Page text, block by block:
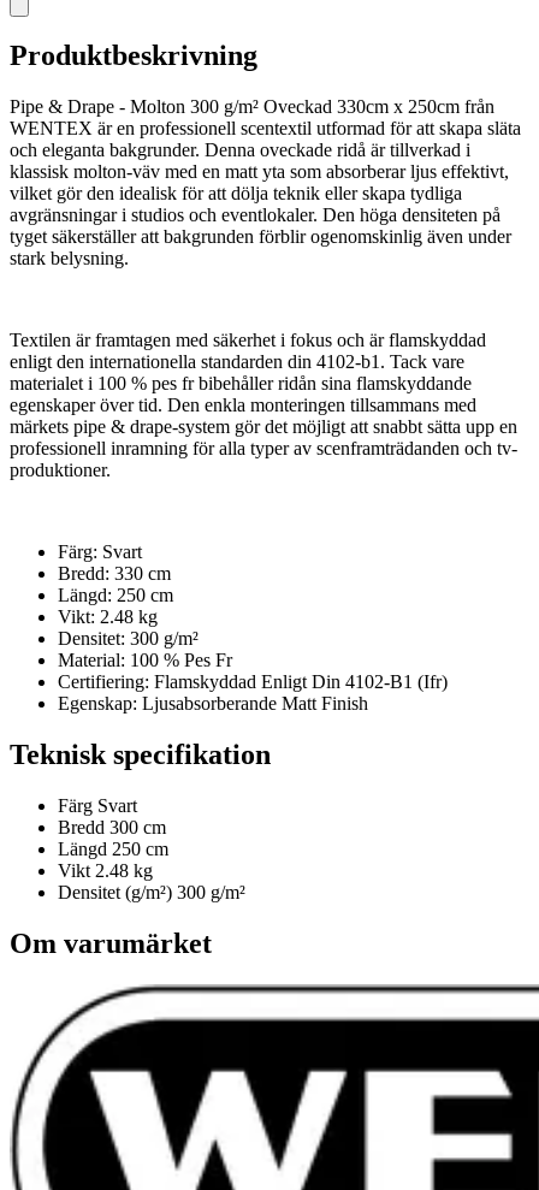
Produktbeskrivning
Pipe & Drape - Molton 300 g/m² Oveckad 330cm x 250cm från
WENTEX är en professionell scentextil utformad för att skapa släta
och eleganta bakgrunder. Denna oveckade ridå är tillverkad i
klassisk molton-väv med en matt yta som absorberar ljus effektivt,
vilket gör den idealisk för att dölja teknik eller skapa tydliga
avgränsningar i studios och eventlokaler. Den höga densiteten på
tyget säkerställer att bakgrunden förblir ogenomskinlig även under
stark belysning.
Textilen är framtagen med säkerhet i fokus och är flamskyddad
enligt den internationella standarden din 4102-b1. Tack vare
materialet i 100 % pes fr bibehåller ridån sina flamskyddande
egenskaper över tid. Den enkla monteringen tillsammans med
märkets pipe & drape-system gör det möjligt att snabbt sätta upp en
professionell inramning för alla typer av scenframträdanden och tv-
produktioner.
Färg: Svart
Bredd: 330 cm
Längd: 250 cm
Vikt: 2.48 kg
Densitet: 300 g/m²
Material: 100 % Pes Fr
Certifiering: Flamskyddad Enligt Din 4102-B1 (Ifr)
Egenskap: Ljusabsorberande Matt Finish
Teknisk specifikation
Färg Svart
Bredd 300 cm
Längd 250 cm
Vikt 2.48 kg
Densitet (g/m²) 300 g/m²
Om varumärket